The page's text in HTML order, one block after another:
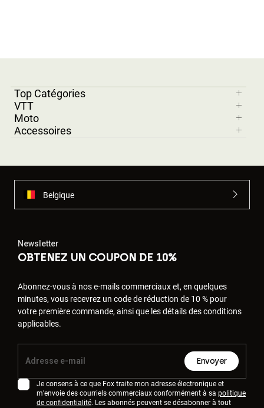
Top Catégories
VTT
Moto
Accessoires
Belgique
Newsletter
OBTENEZ UN COUPON DE 10%
Abonnez-vous à nos e-mails commerciaux et, en quelques
minutes, vous recevrez un code de réduction de 10 % pour
votre première commande, ainsi que les détails des conditions
applicables.
Envoyer
Je consens à ce que Fox traite mon adresse électronique et
m'envoie des courriels commerciaux conformément à sa politique
de confidentialité. Les abonnés peuvent se désabonner à tout